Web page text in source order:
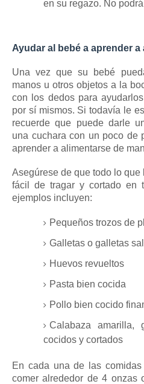
en su regazo. No
Ayudar al bebé a aprender a
Una vez que su bebé
manos u otros objetos a la
con los dedos para
por sí mismos. Si todavía le
recuerde que puede darle
una cuchara con un poco de
aprender a alimentarse de
Asegúrese de que todo lo
fácil de tragar y cortado en
ejemplos incluyen:
Pequeños trozos de
Galletas o galletas
Huevos revueltos
Pasta bien cocida
Pollo bien cocido
Calabaza amarilla,
cocidos y cortados
En cada una de las
comer alrededor de 4 onzas